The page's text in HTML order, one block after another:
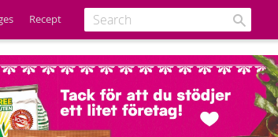
Recept